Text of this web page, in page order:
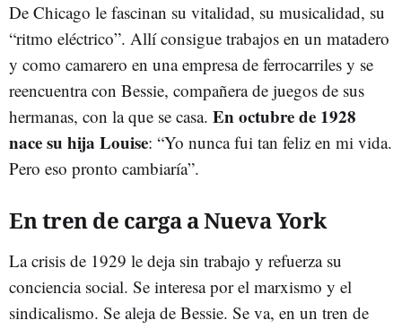
De Chicago le fascinan su vitalidad, su musicalidad, su
“ritmo eléctrico”. Allí consigue trabajos en un matadero
y como camarero en una empresa de ferrocarriles y se
reencuentra con Bessie, compañera de juegos de sus
hermanas, con la que se casa. En octubre de 1928
nace su hija Louise: “Yo nunca fui tan feliz en mi vida.
Pero eso pronto cambiaría”.
En tren de carga a Nueva York
La crisis de 1929 le deja sin trabajo y refuerza su
conciencia social. Se interesa por el marxismo y el
sindicalismo. Se aleja de Bessie. Se va, en un tren de